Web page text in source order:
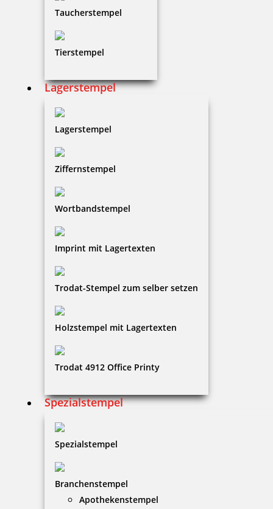
Taucherstempel
Tierstempel
Lagerstempel
Lagerstempel
Ziffernstempel
Wortbandstempel
Imprint mit Lagertexten
Trodat-Stempel zum selber setzen
Holzstempel mit Lagertexten
Trodat 4912 Office Printy
Spezialstempel
Spezialstempel
Branchenstempel
Apothekenstempel